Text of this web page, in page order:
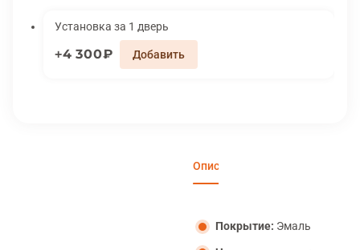
Установка за 1 дверь
4 300₽
Описание
Покрытие: Эмаль